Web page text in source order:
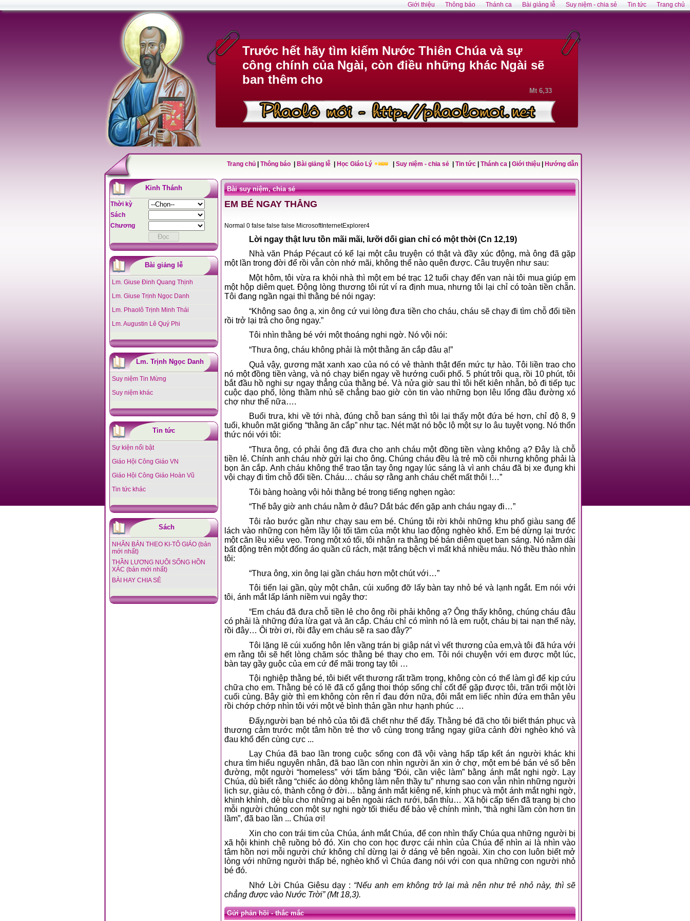
Trước hết hãy tìm kiếm Nước Thiên Chúa và sự
công chính của Ngài, còn điều những khác Ngài sẽ
ban thêm cho
Mt 6,33
Trang chủ Thông báo Bài giảng lễ Học Giáo Lý Suy niệm - chia sẻ Tin tức Thánh ca Giới thiệu Hướng dẫn
Kinh Thánh
Thời kỳ
Sách
Chương
Bài giảng lễ
Lm. Giuse Đinh Quang Thịnh
Lm. Giuse Trịnh Ngọc Danh
Lm. Phaolô Trịnh Minh Thái
Lm. Augustin Lê Quý Phi
Lm. Trịnh Ngọc Danh
Suy niệm Tin Mừng
Suy niệm khác
Tin tức
Sự kiện nổi bật
Giáo Hội Công Giáo VN
Giáo Hội Công Giáo Hoàn Vũ
Tin tức khác
Sách
NHÂN BẢN THEO KI-TÔ GIÁO (bản
mới nhất)
THẦN LƯƠNG NUÔI SỐNG HỒN
XÁC (bản mới nhất)
BÀI HAY CHIA SẺ
Bài suy niệm, chia sẻ
EM BÉ NGAY THẲNG
Normal 0 false false false MicrosoftInternetExplorer4
Lời ngay thật lưu tồn mãi mãi, lưỡi dối gian chỉ có một thời (Cn 12,19)
Nhà văn Pháp Pécaut có kể lại một câu truyện có thật và đầy xúc động, mà ông đã gặp
một lần trong đời để rồi vẫn còn nhớ mãi, không thể nào quên được. Câu truyện như sau:
Một hôm, tôi vừa ra khỏi nhà thì một em bé trạc 12 tuổi chạy đến van nài tôi mua giúp em
một hộp diêm quẹt. Động lòng thương tôi rút ví ra định mua, nhưng tôi lại chỉ có toàn tiền chẵn.
Tôi đang ngần ngại thì thằng bé nói ngay:
“Không sao ông ạ, xin ông cứ vui lòng đưa tiền cho cháu, cháu sẽ chạy đi tìm chỗ đổi tiền
rồi trở lại trả cho ông ngay.”
Tôi nhìn thằng bé với một thoáng nghi ngờ. Nó vội nói:
“Thưa ông, cháu không phải là một thằng ăn cắp đâu ạ!”
Quả vậy, gương mặt xanh xao của nó có vẻ thành thật đến mức tự hào. Tôi liền trao cho
nó một đồng tiền vàng, và nó chạy biến ngay về hướng cuối phố. 5 phút trôi qua, rồi 10 phút, tôi
bắt đầu hồ nghi sự ngay thẳng của thằng bé. Và nửa giờ sau thì tôi hết kiên nhẫn, bỏ đi tiếp tục
cuộc dạo phố, lòng thầm nhủ sẽ chẳng bao giờ còn tin vào những bọn lêu lổng đầu đường xó
chợ như thế nữa….
Buổi trưa, khi về tới nhà, đúng chỗ ban sáng thì tôi lại thấy một đứa bé hơn, chỉ độ 8, 9
tuổi, khuôn mặt giống “thằng ăn cắp” như tạc. Nét mặt nó bộc lộ một sự lo âu tuyệt vọng. Nó thổn
thức nói với tôi:
“Thưa ông, có phải ông đã đưa cho anh cháu một đồng tiền vàng không ạ? Đây là chỗ
tiền lẻ. Chính anh cháu nhờ gửi lại cho ông. Chúng cháu đều là trẻ mồ côi nhưng không phải là
bọn ăn cắp. Anh cháu không thể trao tận tay ông ngay lúc sáng là vì anh cháu đã bị xe đụng khi
vội chạy đi tìm chỗ đổi tiền. Cháu… cháu sợ rằng anh cháu chết mất thôi !…”
Tôi bàng hoàng vội hỏi thằng bé trong tiếng nghẹn ngào:
“Thế bây giờ anh cháu nằm ở đâu? Dắt bác đến gặp anh cháu ngay đi…”
Tôi rảo bước gần như chạy sau em bé. Chúng tôi rời khỏi những khu phố giàu sang để
lách vào những con hẻm lầy lội tối tăm của một khu lao động nghèo khổ. Em bé dừng lại trước
một căn lều xiêu vẹo. Trong một xó tối, tôi nhận ra thằng bé bán diêm quẹt ban sáng. Nó nằm dài
bất động trên một đống áo quần cũ rách, mặt trắng bệch vì mất khá nhiều máu. Nó thều thào nhìn
tôi:
“Thưa ông, xin ông lại gần cháu hơn một chút với…”
Tôi tiến lại gần, qùy một chân, cúi xuống đỡ lấy bàn tay nhỏ bé và lạnh ngắt. Em nói với
tôi, ánh mắt lấp lánh niềm vui ngây thơ:
“Em cháu đã đưa chỗ tiền lẻ cho ông rồi phải không ạ? Ông thấy không, chúng cháu đâu
có phải là những đứa lừa gạt và ăn cắp. Cháu chỉ có mình nó là em ruột, cháu bị tai nạn thế này,
rồi đây… Ôi trời ơi, rồi đây em cháu sẽ ra sao đây?”
Tôi lặng lẽ cúi xuống hôn lên vầng trán bị giập nát vì vết thương của em,và tôi đã hứa với
em rằng tôi sẽ hết lòng chăm sóc thằng bé thay cho em. Tôi nói chuyện với em được một lúc,
bàn tay gầy guộc của em cứ để mãi trong tay tôi …
Tội nghiệp thằng bé, tôi biết vết thương rất trầm trọng, không còn có thể làm gì để kịp cứu
chữa cho em. Thằng bé có lẽ đã cố gắng thoi thóp sống chỉ cốt để gặp được tôi, trăn trối một lời
cuối cùng. Bây giờ thì em không còn rên rỉ đau đớn nữa, đôi mắt em liếc nhìn đứa em thân yêu
rồi chớp chớp nhìn tôi với một vẻ bình thản gần như hạnh phúc …
Đấy,người bạn bé nhỏ của tôi đã chết như thế đấy. Thằng bé đã cho tôi biết thán phục và
thương cảm trước một tâm hồn trẻ thơ vô cùng trong trắng ngay giữa cảnh đời nghèo khó và
đau khổ đến cùng cực ...
Lạy Chúa đã bao lần trong cuộc sống con đã vội vàng hấp tấp kết án người khác khi
chưa tìm hiểu nguyên nhân, đã bao lần con nhìn người ăn xin ở chợ, một em bé bán vé số bên
đường, một người “homeless” với tấm bảng “Đói, cần việc làm” bằng ánh mắt nghi ngờ. Lạy
Chúa, dù biết rằng “chiếc áo dòng không làm nên thầy tu” nhưng sao con vẫn nhìn những người
lịch sự, giàu có, thành công ở đời… bằng ánh mắt kiêng nể, kính phục và một ánh mắt nghi ngờ,
khinh khỉnh, dè bỉu cho những ai bên ngoài rách rưới, bẩn thỉu… Xã hội cấp tiến đã trang bị cho
mỗi người chúng con một sự nghi ngờ tối thiểu để bảo vệ chính mình, “thà nghi lầm còn hơn tin
lầm”, đã bao lần ... Chúa ơi!
Xin cho con trái tim của Chúa, ánh mắt Chúa, để con nhìn thấy Chúa qua những người bị
xã hội khinh chê ruồng bỏ đó. Xin cho con học được cái nhìn của Chúa để nhìn ai là nhìn vào
tâm hồn nơi mỗi người chứ không chỉ dừng lại ở dáng vẻ bên ngoài. Xin cho con luôn biết mở
lòng với những người thấp bé, nghèo khổ vì Chúa đang nói với con qua những con người nhỏ
bé đó.
Nhớ Lời Chúa Giêsu dạy : “Nếu anh em không trở lại mà nên như trẻ nhỏ này, thì sẽ
chẳng được vào Nước Trời” (Mt 18,3).
Gửi phản hồi - thắc mắc
Trang chủ
Tin tức
Suy niệm - chia sẻ
Bài giảng lễ
Thánh ca
Thông báo
Giới thiệu